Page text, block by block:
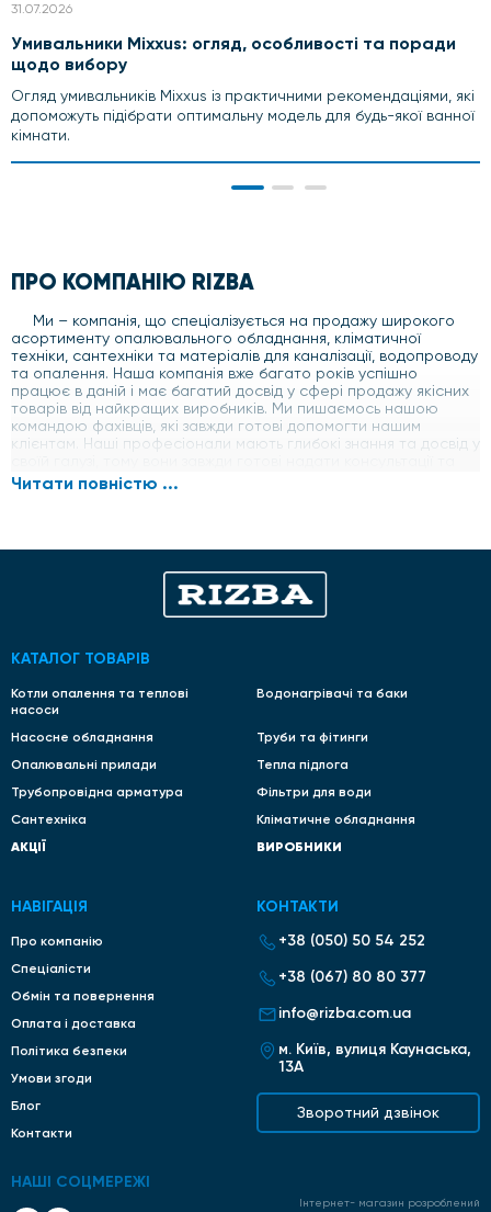
31.07.2026
Умивальники Mixxus: огляд, особливості та поради
щодо вибору
Огляд умивальників Mixxus із практичними рекомендаціями, які
допоможуть підібрати оптимальну модель для будь-якої ванної
кімнати.
ПРО КОМПАНІЮ RIZBA
Ми – компанія, що спеціалізується на продажу широкого
асортименту опалювального обладнання, кліматичної
техніки, сантехніки та матеріалів для каналізації, водопроводу
та опалення. Наша компанія вже багато років успішно
працює в даній і має багатий досвід у сфері продажу якісних
товарів від найкращих виробників. Ми пишаємось нашою
командою фахівців, які завжди готові допомогти нашим
клієнтам. Наші професіонали мають глибокі знання та досвід у
допомогу у виборі найбільш підходящих товарів для кожного
клієнта.
привабливі ціни на весь асортимент товарів. Ми постійно
асортимент відповідно до наших потреб клієнтів.
Читати повністю ...
КАТАЛОГ ТОВАРІВ
Котли опалення та теплові
насоси
Водонагрівачі та баки
Насосне обладнання
Труби та фітинги
Опалювальні прилади
Тепла підлога
Трубопровідна арматура
Фільтри для води
Сантехніка
Кліматичне обладнання
АКЦІЇ ВИРОБНИКИ
НАВІГАЦІЯ
Про компанію
Спеціалісти
Обмін та повернення
Оплата і доставка
Політика безпеки
Умови згоди
Блог
Контакти
КОНТАКТИ
+38 (050) 50 54 252
+38 (067) 80 80 377
info@rizba.com.ua
м. Київ, вулиця Каунаська,
13А
Зворотний дзвінок
НАШІ СОЦМЕРЕЖІ
Інтернет- магазин розроблений